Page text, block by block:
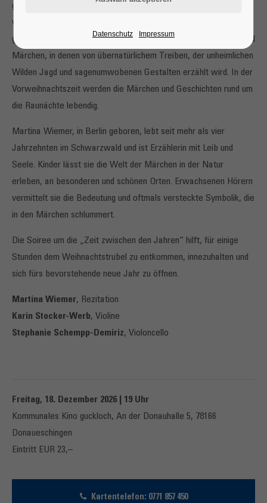
geheimnis-
vollen Nächte zwischen Weihnachten und dem Dreikönigstag. Sie
gelten seit jeher als magische Zeit und sind erfüllt von Mythen und
Märchen, in denen von übernatürlichem Treiben, der unheimlichen
Wilden Jagd und sagenumwobenen Gestalten erzählt wird. In der
Vorweihnachtszeit werden die Märchen und Geschichten rund um
die Raunächte lebendig.
Martina Wiemer, in Berlin geboren, lebt seit mehr als vier
Jahrzehnten im Schwarzwald und ist Erzählerin mit Leib und
Seele. Kinder lässt sie die Welt der Märchen in der Natur
erleben, an besonderen und schönen Orten. Erwachsenen Hörern
vermittelt sie die Bedeutung und oftmals versteckte Symbolik, die
in den Märchen schlummert.
Die Soiree um die „Zeit zwischen den Jahren“ hilft, für einige
Stunden dem Weihnachtstrubel zu entkommen, innezuhalten und
sich fürs bevorstehende neue Jahr zu öffnen.
Martina Wiemer, Rezitation
Karin Stocker-Werb, Violine
Stephanie Schempp-Demiriz, Violoncello
Freitag, 18. Dezember 2026 | 19 Uhr
Kommunales Kino guckloch, An der Donauhalle 5, 78166
Donaueschingen
Eintritt EUR 23,–
Kartentelefon: 0771 857 450
Datenschutz Impressum